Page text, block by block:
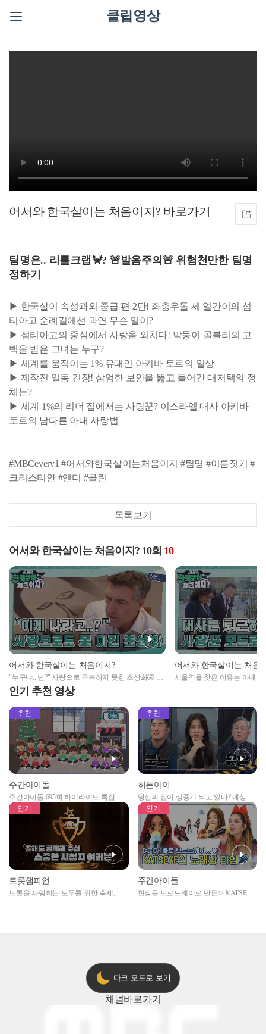
클립영상
어서와 한국살이는 처음이지?
팀명은.. 리틀크랩🦀? 🚨발음주의🚨 위험천만한 팀명
정하기
▶ 한국살이 속성과외 중급 편 2탄! 좌충우돌 세 얼간이의 섬
티아고 순례길에선 과연 무슨 일이?
▶ 섬티아고의 중심에서 사랑을 외치다! 막둥이 콜블리의 고
백을 받은 그녀는 누구?
▶ 세계를 움직이는 1% 유대인 아키바 토르의 일상
▶ 제작진 일동 긴장! 삼엄한 보안을 뚫고 들어간 대저택의 정
체는?
▶ 세계 1%의 리더 집에서는 사랑꾼? 이스라엘 대사 아키바
토르의 남다른 아내 사랑법
#MBCevery1 #어서와한국살이는처음이지 #팀명 #이름짓기 #
크리스티안 #앤디 #콜린
목록보기
어서와 한국살이는 처음이지? 10회 10
어서와 한국살이는 처음이지?
"누구냐.. 넌?" 사랑으로 극복하지 못한 초상화🤣 아
키바 부부의 일심동체 서예 수업
어서와 한국살이는 처음
서울역을 찾은 이유는 아내
인기 추천 영상
추천
주간아이돌
주간아이돌 695회 하이라이트 특집 남
자아이돌편 예고
추천
히든아이
당신의 집이 생중계 되고 있다? 예상치
못한 곳에서 일어나는 불법촬영 범죄!
인기
트롯챔피언
트롯을 사랑하는 모두를 위한 축제,
인기
주간아이돌
현장을 브로드웨이로 만든✨ KATSEYE
다크 모드로 보기
채널바로가기